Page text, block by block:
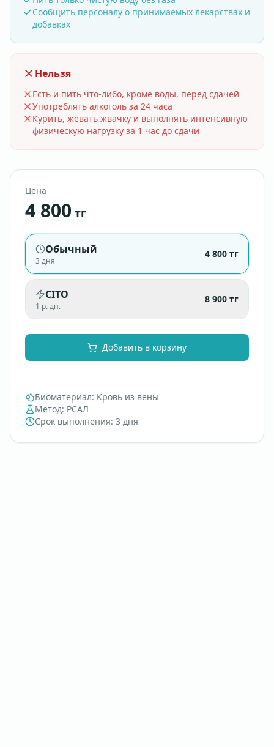
Сообщить персоналу о принимаемых лекарствах и
добавках
Нельзя
Есть и пить что-либо, кроме воды, перед сдачей
Употреблять алкоголь за 24 часа
Курить, жевать жвачку и выполнять интенсивную
физическую нагрузку за 1 час до сдачи
Цена
4 800 тг
Обычный
3 дня
4 800 тг
CITO
1 р. дн.
8 900 тг
Добавить в корзину
Биоматериал: Кровь из вены
Метод: РСАЛ
Срок выполнения: 3 дня